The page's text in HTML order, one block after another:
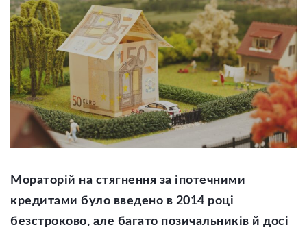
Мораторій на стягнення за іпотечними
кредитами було введено в 2014 році
безстроково, але багато позичальників й досі